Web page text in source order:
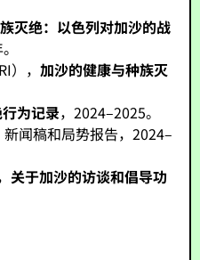
灭绝：以色列对加沙的战
），加沙的健康与种族灭
为记录，2024–2025。
闻稿和局势报告，2024–
关于加沙的访谈和倡导功